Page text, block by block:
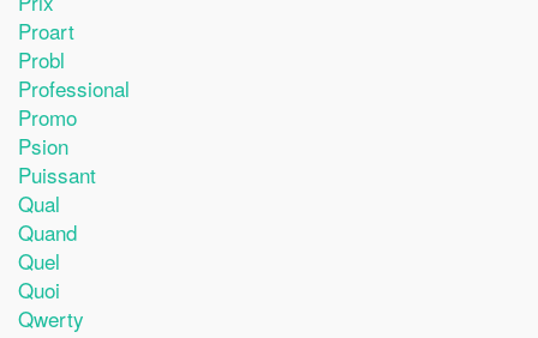
Proart
Probl
Professional
Promo
Psion
Puissant
Qual
Quand
Quel
Quoi
Qwerty